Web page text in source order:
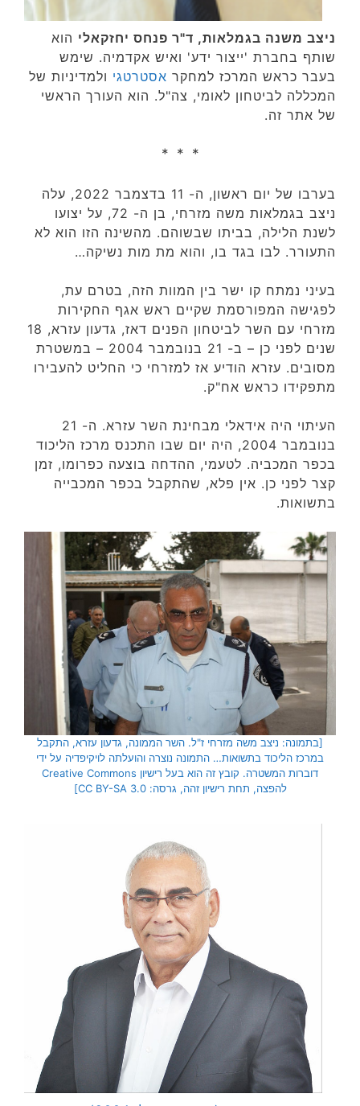
ניצב משנה בגמלאות, ד"ר פנחס יחזקאלי הוא
שותף בחברת 'ייצור ידע' ואיש אקדמיה. שימש
בעבר כראש המרכז למחקר אסטרטגי ולמדיניות של
המכללה לביטחון לאומי, צה"ל. הוא העורך הראשי
של אתר זה.
* * *
בערבו של יום ראשון, ה- 11 בדצמבר 2022, עלה
ניצב בגמלאות משה מזרחי, בן ה- 72, על יצועו
לשנת הלילה, בביתו שבשוהם. מהשינה הזו הוא לא
התעורר. לבו בגד בו, והוא מת מות נשיקה…
בעיני נמתח קו ישר בין המוות הזה, בטרם עת,
לפגישה המפורסמת שקיים ראש אגף החקירות
מזרחי עם השר לביטחון הפנים דאז, גדעון עזרא, 18
שנים לפני כן – ב- 21 בנובמבר 2004 – במשטרת
מסובים. עזרא הודיע אז למזרחי כי החליט להעבירו
מתפקידו כראש אח"ק.
העיתוי היה אידאלי מבחינת השר עזרא. ה- 21
בנובמבר 2004, היה יום שבו התכנס מרכז הליכוד
בכפר המכביה. לטעמי, ההדחה בוצעה כפרומו, זמן
קצר לפני כן. אין פלא, שהתקבל בכפר המכבייה
בתשואות.
[בתמונה: ניצב משה מזרחי ז"ל. השר הממונה, גדעון עזרא, התקבל
במרכז הליכוד בתשואות… התמונה נוצרה והועלתה לויקיפדיה על ידי
דוברות המשטרה. קובץ זה הוא בעל רישיון Creative Commons
להפצה, תחת רישיון זהה, גרסה: CC BY-SA 3.0]